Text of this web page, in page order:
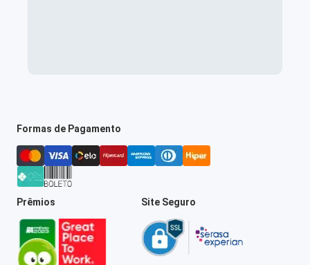
Formas de Pagamento
Prêmios Site Seguro